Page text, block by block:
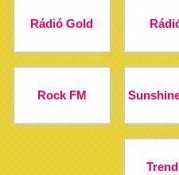
Rádió Gold
Rock FM